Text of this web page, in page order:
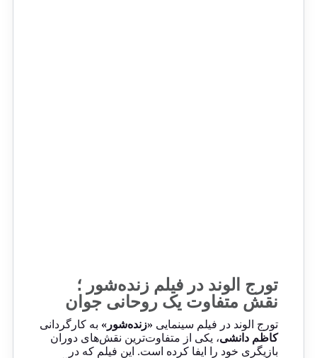
تورج الوند در فیلم زنده‌شور ؛
نقش متفاوت یک روحانی جوان
تورج الوند در فیلم سینمایی «زنده‌شور» به کارگردانی
کاظم دانشی، یکی از متفاوت‌ترین نقش‌های دوران
بازیگری خود را ایفا کرده است. این فیلم که در